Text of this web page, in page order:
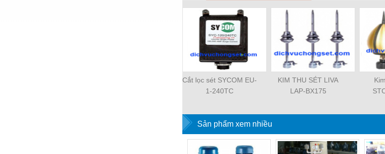
Cắt lọc sét SYCOM EU-
1-240TC
KIM THU SÉT LIVA
LAP-BX175
Sản phẩm xem nhiều